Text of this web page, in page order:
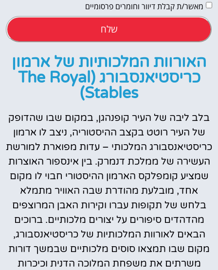
מאשר/ת קבלת דיוור וחומרים פרסומיים
שלח
האורוות המלכותיות של ארמון
כריסטיאנסבורג (The Royal
Stables)
בלב ליבה של העיר קופנהגן, במקום שבו שהדופק
של העיר רוטט בקצב ההיסטוריה, ניצב לו ארמון
כריסטיאנסבורג המלכותי – עדות מפוארת למורשת
העשירה של ממלכת דנמרק. בין אינספור האוצרות
שמציע קומפלקס הארמון ההיסטורי חבוי לו מקום
אחד, מובלעת מהודרת שבה האוויר מתמלא
בלחש של תקופות עברו וקירות האבן המרוצפים
מהדהדים סיפורים על יצורים מלכותיים. ברוכים
הבאים לאורוות המלכותיות של כריסטיאנסבורג,
מקום שבו תמצאו סוסים מלכותיים שבמשך דורות
משרתים את משפחת המלוכה הדנית וכיכרות